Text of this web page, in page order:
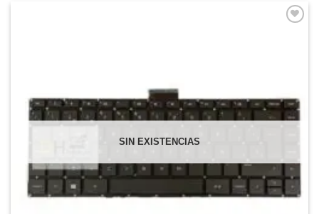
SIN EXISTENCIAS